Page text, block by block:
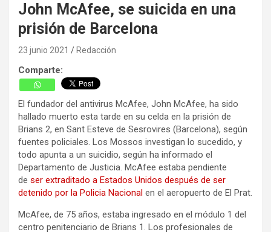
John McAfee, se suicida en una
prisión de Barcelona
23 junio 2021 Redacción
Comparte:
El fundador del antivirus McAfee, John McAfee, ha sido
hallado muerto esta tarde en su celda en la prisión de
Brians 2, en Sant Esteve de Sesrovires (Barcelona), según
fuentes policiales. Los Mossos investigan lo sucedido, y
todo apunta a un suicidio, según ha informado el
Departamento de Justicia. McAfee estaba pendiente
de ser extraditado a Estados Unidos después de ser
detenido por la Policia Nacional en el aeropuerto de El Prat.
McAfee, de 75 años, estaba ingresado en el módulo 1 del
centro penitenciario de Brians 1. Los profesionales de